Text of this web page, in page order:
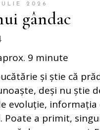
2026
gândac
9 minute
și știe că
deși nu știe
evoluție,
Poate a primit,